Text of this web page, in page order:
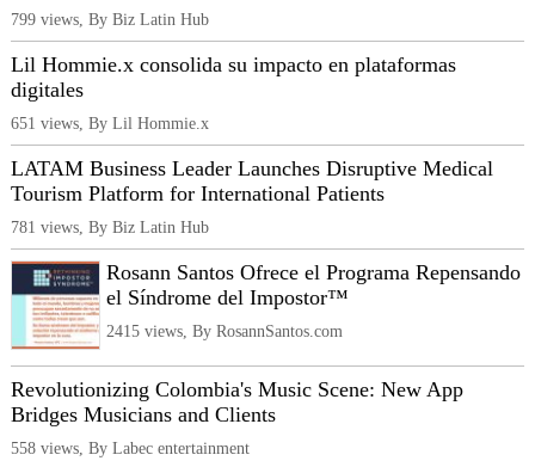
799 views, By Biz Latin Hub
Lil Hommie.x consolida su impacto en plataformas
digitales
651 views, By Lil Hommie.x
LATAM Business Leader Launches Disruptive Medical
Tourism Platform for International Patients
781 views, By Biz Latin Hub
Rosann Santos Ofrece el Programa Repensando
el Síndrome del Impostor™
2415 views, By RosannSantos.com
Revolutionizing Colombia's Music Scene: New App
Bridges Musicians and Clients
558 views, By Labec entertainment